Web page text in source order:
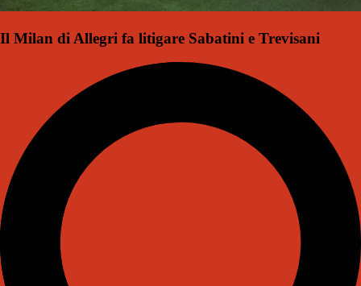
Il Milan di Allegri fa litigare Sabatini e Trevisani